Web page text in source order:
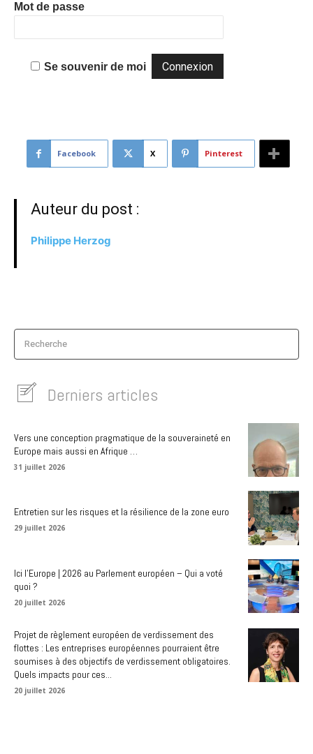
Mot de passe
Se souvenir de moi
Facebook X Pinterest
Auteur du post :
Philippe Herzog
Recherche
Derniers articles
Vers une conception pragmatique de la souveraineté en
Europe mais aussi en Afrique …
31 juillet 2026
Entretien sur les risques et la résilience de la zone euro
29 juillet 2026
Ici l’Europe | 2026 au Parlement européen – Qui a voté
quoi ?
20 juillet 2026
Projet de règlement européen de verdissement des
flottes : Les entreprises européennes pourraient être
soumises à des objectifs de verdissement obligatoires.
Quels impacts pour ces...
20 juillet 2026